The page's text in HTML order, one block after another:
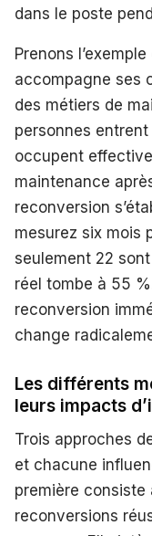
dans le poste
Prenons
accompagne ses
des métiers de
personnes
occupent
maintenance
reconversion
mesurez six mois
seulement 22
réel tombe à 55
reconversion
change
Les différents
leurs impacts
Trois approches
et chacune
première consiste
reconversions